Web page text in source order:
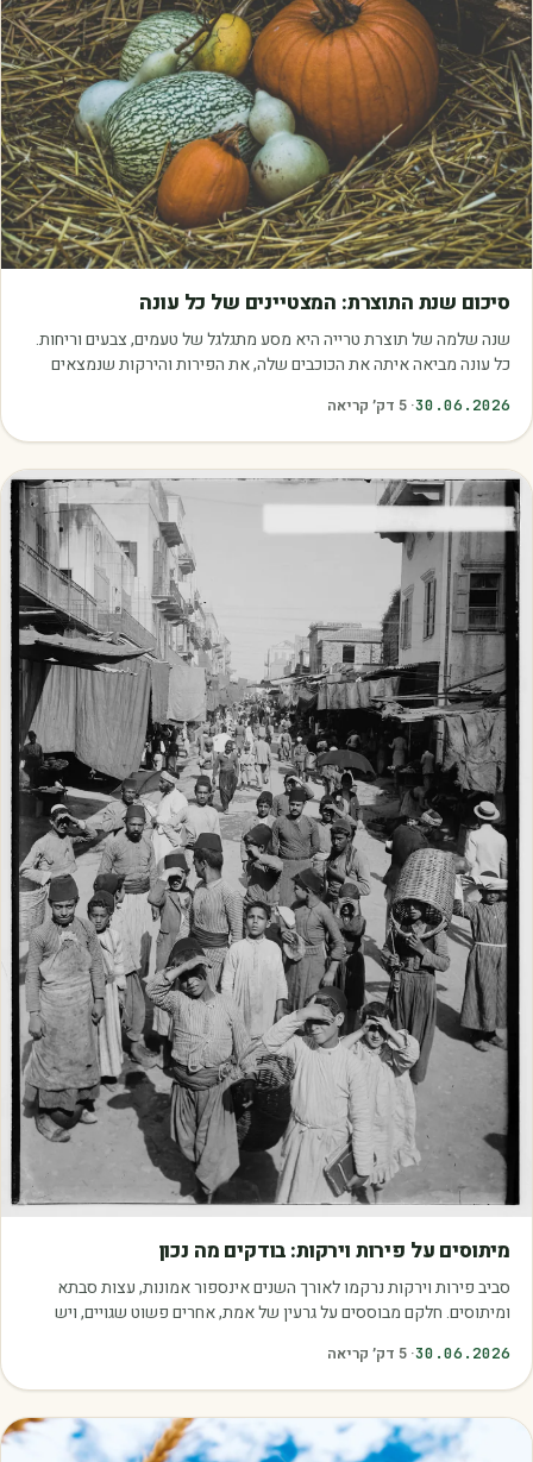
סיכום שנת התוצרת: המצטיינים של כל עונה
שנה שלמה של תוצרת טרייה היא מסע מתגלגל של טעמים, צבעים וריחות.
כל עונה מביאה איתה את הכוכבים שלה, את הפירות והירקות שנמצאים
30.06.2026
·
5 דק׳ קריאה
מיתוסים על פירות וירקות: בודקים מה נכון
סביב פירות וירקות נרקמו לאורך השנים אינספור אמונות, עצות סבתא
ומיתוסים. חלקם מבוססים על גרעין של אמת, אחרים פשוט שגויים, ויש
30.06.2026
·
5 דק׳ קריאה